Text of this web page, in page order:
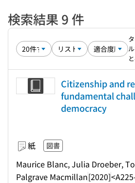
検索結果 9 件
Citizenship and
fundamental
democracy
紙 図書
Maurice Blanc, Julia Droeber,
Palgrave Macmillan[2020]